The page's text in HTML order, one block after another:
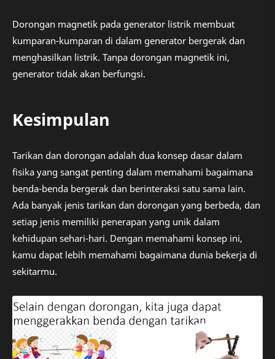
Dorongan magnetik pada generator listrik membuat
kumparan-kumparan di dalam generator bergerak dan
menghasilkan listrik. Tanpa dorongan magnetik ini,
generator tidak akan berfungsi.
Kesimpulan
Tarikan dan dorongan adalah dua konsep dasar dalam
fisika yang sangat penting dalam memahami bagaimana
benda-benda bergerak dan berinteraksi satu sama lain.
Ada banyak jenis tarikan dan dorongan yang berbeda, dan
setiap jenis memiliki penerapan yang unik dalam
kehidupan sehari-hari. Dengan memahami konsep ini,
kamu dapat lebih memahami bagaimana dunia bekerja di
sekitarmu.